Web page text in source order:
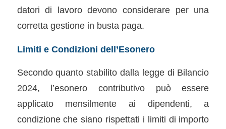
datori di lavoro devono considerare per una
corretta gestione in busta paga.
Limiti e Condizioni dell’Esonero
Secondo quanto stabilito dalla legge di Bilancio
2024, l’esonero contributivo può essere
applicato mensilmente ai dipendenti, a
condizione che siano rispettati i limiti di importo